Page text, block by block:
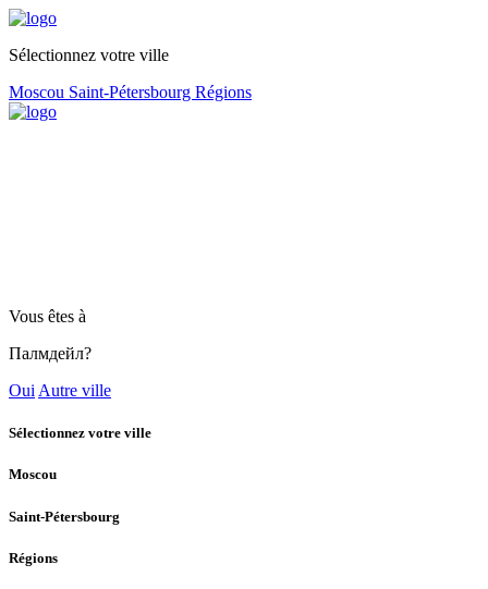
Sélectionnez votre ville
Moscou Saint-Pétersbourg Régions
Vous êtes à
Палмдейл?
Oui Autre ville
Sélectionnez votre ville
Moscou
Saint-Pétersbourg
Régions